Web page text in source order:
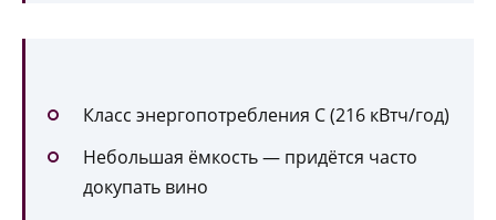
Класс энергопотребления C (216 кВтч/год)
Небольшая ёмкость — придётся часто
докупать вино